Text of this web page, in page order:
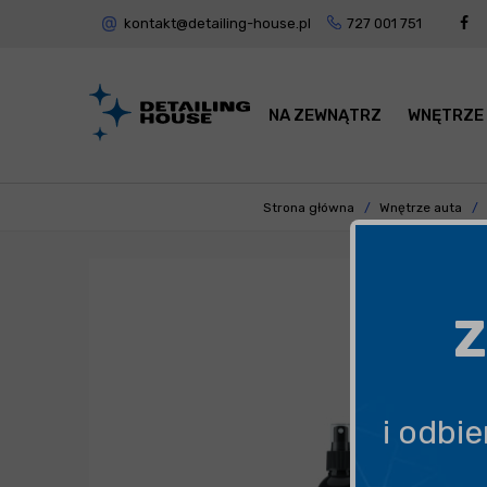
kontakt@detailing-house.pl 727 001 751
NA ZEWNĄTRZ WNĘTRZE
Strona główna Wnętrze auta
i